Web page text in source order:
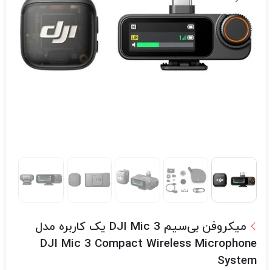
میکروفن بی‌سیم DJI Mic 3 یک کاربره مدل
DJI Mic 3 Compact Wireless Microphone
System